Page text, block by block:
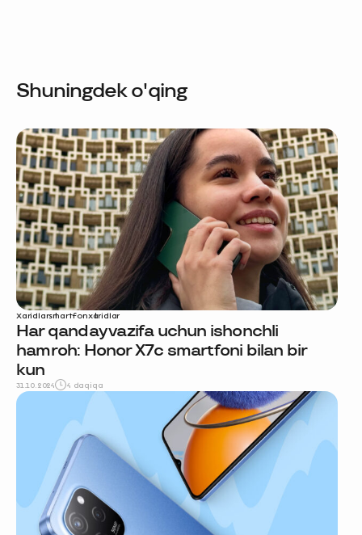
Shuningdek o'qing
Xaridlarsmartfonxaridlar
Har qanday vazifa uchun ishonchli
hamroh: Honor X7c smartfoni bilan bir
kun
31.10.2024 4 daqiqa